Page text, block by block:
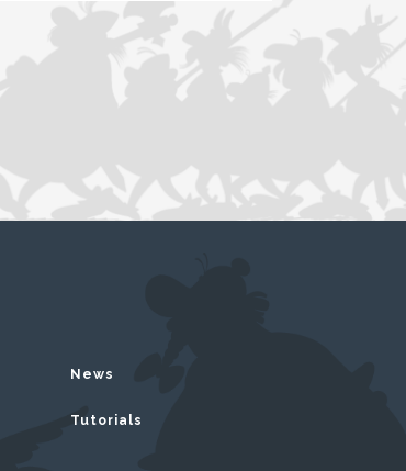
News
Tutorials